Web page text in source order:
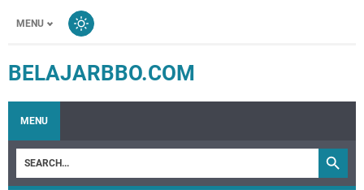
MENU
BELAJARBBO.COM
MENU